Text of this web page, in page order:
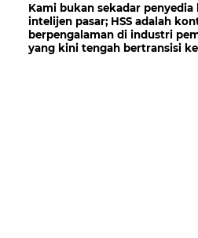
Kami bukan sekadar
intelijen pasar; HSS adalah
berpengalaman di industri
yang kini tengah bertransisi